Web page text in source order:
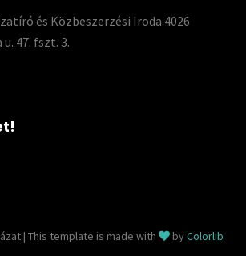
és Közbeszerzési Iroda 4026
47. fszt. 3.
| This template is made with byColorlib